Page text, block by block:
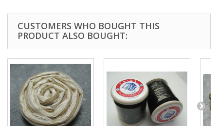
CUSTOMERS WHO BOUGHT THIS
PRODUCT ALSO BOUGHT: